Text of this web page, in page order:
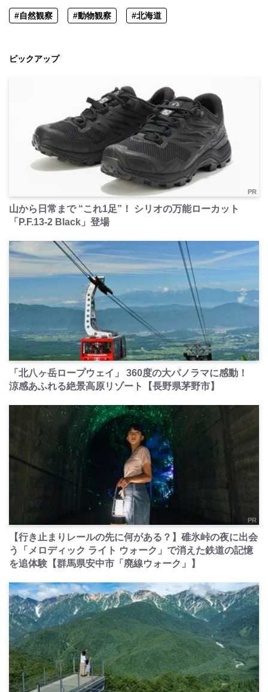
#自然観察 #動物観察 #北海道
ピックアップ
PR
山から日常まで “これ1足”！ シリオの万能ローカット
「P.F.13-2 Black」登場
PR
「北八ヶ岳ロープウェイ」 360度の大パノラマに感動！
涼感あふれる絶景高原リゾート【長野県茅野市】
PR
【行き止まりレールの先に何がある？】碓氷峠の夜に出会
う「メロディック ライト ウォーク」で消えた鉄道の記憶
を追体験【群馬県安中市「廃線ウォーク」】